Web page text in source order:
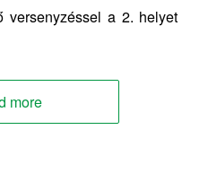
versenyzéssel a 2. helyet
more